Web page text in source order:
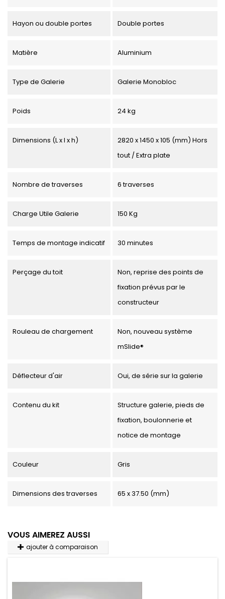
Hayon ou double portes Double portes
Matière Aluminium
Type de Galerie Galerie Monobloc
Poids 24 kg
Dimensions (L x l x h)
2820 x 1450 x 105 (mm) Hors
tout / Extra plate
Nombre de traverses 6 traverses
Charge Utile Galerie 150 Kg
Temps de montage indicatif 30 minutes
Perçage du toit
Non, reprise des points de
fixation prévus par le
constructeur
Rouleau de chargement
Non, nouveau système
mSlide®
Déflecteur d'air Oui, de série sur la galerie
Contenu du kit
Structure galerie, pieds de
fixation, boulonnerie et
notice de montage
Couleur Gris
Dimensions des traverses 65 x 37.50 (mm)
VOUS AIMEREZ AUSSI
ajouter à comparaison